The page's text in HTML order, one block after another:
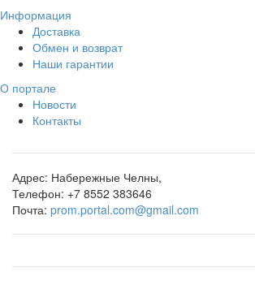
Информация
Доставка
Обмен и возврат
Наши гарантии
О портале
Новости
Контакты
Адрес: Набережные Челны,
Телефон: +7 8552 383646
Почта: prom.portal.com@gmail.com